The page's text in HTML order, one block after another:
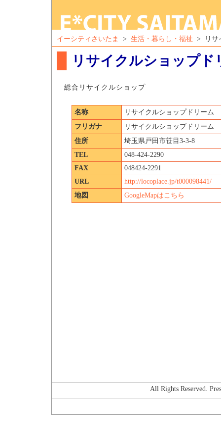
イーシティさいたま > 生活・暮らし・福祉 > リサ
リサイクルショップド
総合リサイクルショップ
名称
リサイクルショップドリーム
フリガナ
リサイクルショップドリーム
住所
埼玉県戸田市笹目3-3-8
TEL
048-424-2290
FAX
048424-2291
URL
http://locoplace.jp/t000098441/
地図
GoogleMapはこちら
All Rights Reserved.